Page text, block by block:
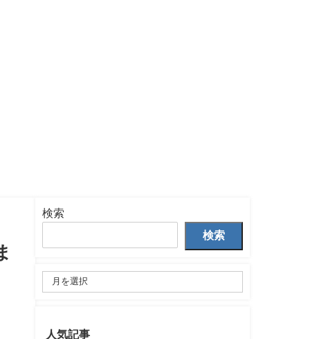
検索
検索
人気記事